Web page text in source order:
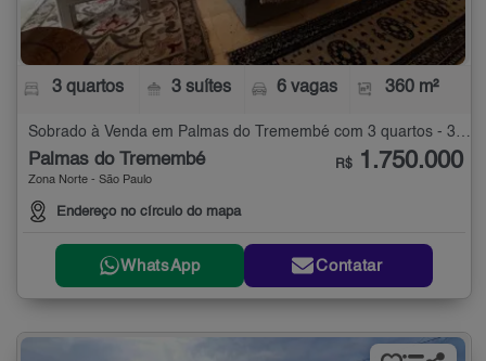
3 quartos 3 suítes 6 vagas 360 m²
Sobrado à Venda em Palmas do Tremembé com 3 quartos - 360 m²
Palmas do Tremembé
Zona Norte - São Paulo
Endereço no círculo do mapa
R$ 1.750.000
WhatsApp Contatar